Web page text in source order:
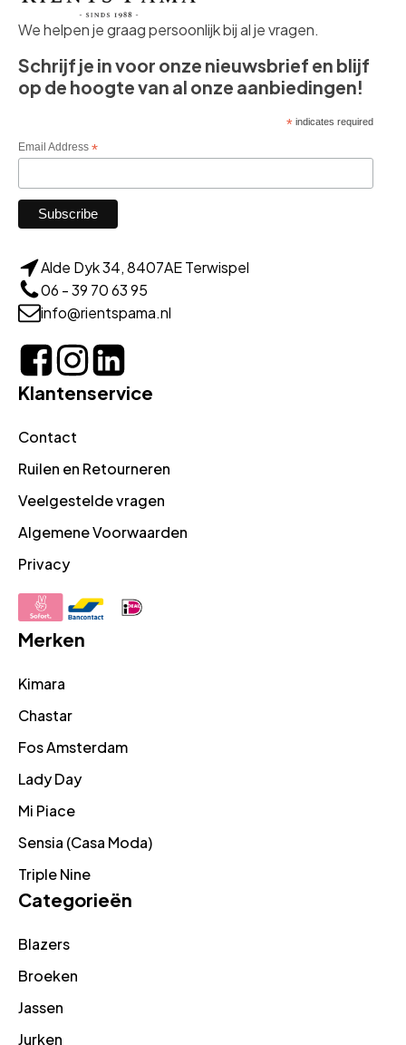
We helpen je graag persoonlijk bij al je vragen.
Schrijf je in voor onze nieuwsbrief en blijf
op de hoogte van al onze aanbiedingen!
*indicates required
Email Address *
Alde Dyk 34, 8407AE Terwispel
06 - 39 70 63 95
info@rientspama.nl
Klantenservice
Contact
Ruilen en Retourneren
Veelgestelde vragen
Algemene Voorwaarden
Privacy
Merken
Kimara
Chastar
Fos Amsterdam
Lady Day
Mi Piace
Sensia (Casa Moda)
Triple Nine
Categorieën
Blazers
Broeken
Jassen
Jurken